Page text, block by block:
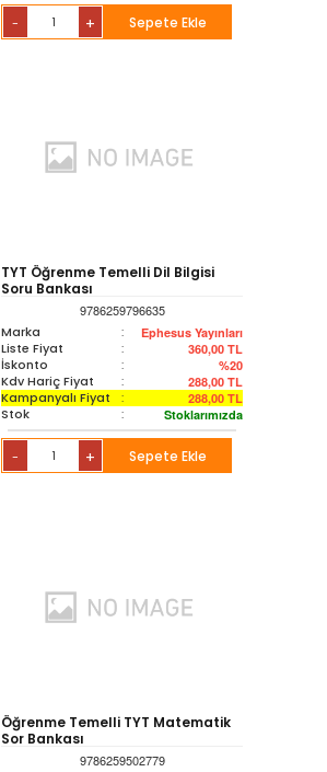
- + Sepete Ekle
TYT Öğrenme Temelli Dil Bilgisi
Soru Bankası
9786259796635
Marka
: Ephesus Yayınları
Liste Fiyat : 360,00 TL
İskonto : %20
Kdv Hariç Fiyat : 288,00 TL
Kampanyalı Fiyat : 288,00 TL
Stok : Stoklarımızda
- + Sepete Ekle
Öğrenme Temelli TYT Matematik
Sor Bankası
9786259502779